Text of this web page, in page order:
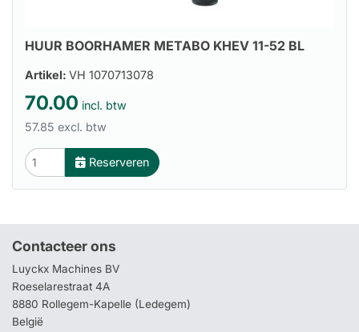
HUUR BOORHAMER METABO KHEV 11-52 BL
Artikel: VH 1070713078
70.00 incl. btw
57.85 excl. btw
Reserveren
Contacteer ons
Luyckx Machines BV
Roeselarestraat 4A
8880 Rollegem-Kapelle (Ledegem)
België